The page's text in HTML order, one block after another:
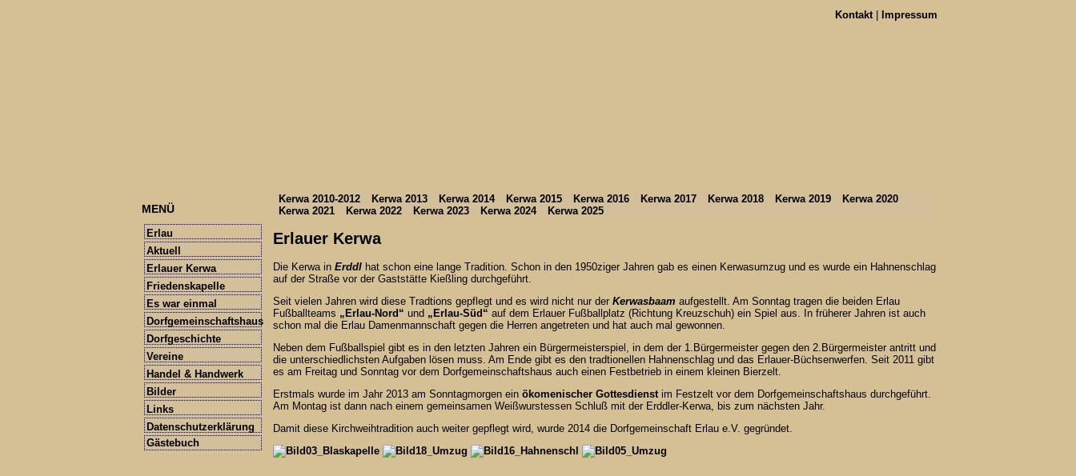
Kontakt| Impressum
MENÜ
Erlau
Aktuell
Erlauer Kerwa
Friedenskapelle
Es war einmal
Dorfgemeinschaftshaus
Dorfgeschichte
Vereine
Handel & Handwerk
Bilder
Links
Datenschutzerklärung
Gästebuch
Kerwa 2010-2012 Kerwa 2013 Kerwa 2014 Kerwa 2015 Kerwa 2016 Kerwa 2017 Kerwa 2018 Kerwa 2019
Kerwa 2020
Kerwa 2021
Kerwa 2022 Kerwa 2023 Kerwa 2024 Kerwa 2025
Erlauer Kerwa
Die Kerwa in Erddl hat schon eine lange Tradition. Schon in den 1950ziger Jahren gab es einen Kerwasumzug und es wurde ein Hahnenschlag
auf der Straße vor der Gaststätte Kießling durchgeführt.
Seit vielen Jahren wird diese Tradtions gepflegt und es wird nicht nur der Kerwasbaam aufgestellt. Am Sonntag tragen die beiden Erlau
Fußballteams „Erlau-Nord“ und „Erlau-Süd“ auf dem Erlauer Fußballplatz (Richtung Kreuzschuh) ein Spiel aus. In früherer Jahren ist auch
schon mal die Erlau Damenmannschaft gegen die Herren angetreten und hat auch mal gewonnen.
Neben dem Fußballspiel gibt es in den letzten Jahren ein Bürgermeisterspiel, in dem der 1.Bürgermeister gegen den 2.Bürgermeister antritt und
die unterschiedlichsten Aufgaben lösen muss. Am Ende gibt es den tradtionellen Hahnenschlag und das Erlauer-Büchsenwerfen. Seit 2011 gibt
es am Freitag und Sonntag vor dem Dorfgemeinschaftshaus auch einen Festbetrieb in einem kleinen Bierzelt.
Erstmals wurde im Jahr 2013 am Sonntagmorgen ein ökomenischer Gottesdienstim Festzelt vor dem Dorfgemeinschaftshaus durchgeführt.
Am Montag ist dann nach einem gemeinsamen Weißwurstessen Schluß mit der Erddler-Kerwa, bis zum nächsten Jahr.
Damit diese Kirchweihtradition auch weiter gepflegt wird, wurde 2014 die Dorfgemeinschaft Erlau e.V. gegründet.